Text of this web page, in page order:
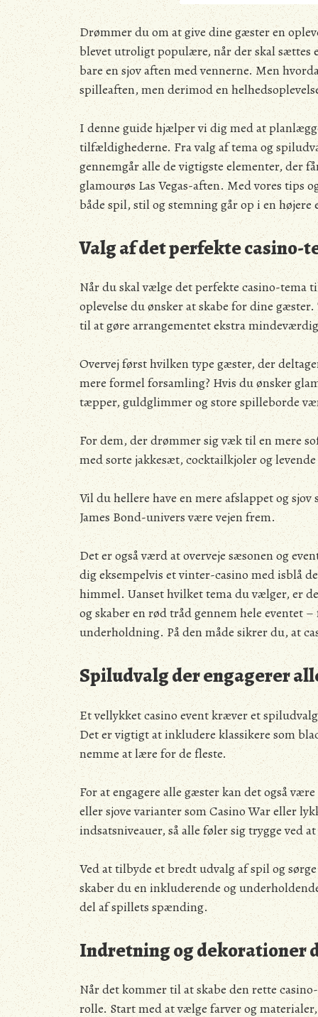
Drømmer du om at give dine gæster en
blevet utroligt populære, når der skal sættes
bare en sjov aften med vennerne. Men
spilleaften, men derimod en
I denne guide hjælper vi dig med at
tilfældighederne. Fra valg af tema og
gennemgår alle de vigtigste elementer, der
glamourøs Las Vegas-aften. Med vores tips
både spil, stil og stemning går op i en
Valg af det perfekte casino-
Når du skal vælge det perfekte casino-
oplevelse du ønsker at skabe for dine
til at gøre arrangementet ekstra
Overvej først hvilken type gæster, der
mere formel forsamling? Hvis du ønsker
tæpper, guldglimmer og store spilleborde
For dem, der drømmer sig væk til en mere
med sorte jakkesæt, cocktailkjoler og
Vil du hellere have en mere afslappet og
James Bond-univers være vejen frem.
Det er også værd at overveje sæsonen og
dig eksempelvis et vinter-casino med isblå
himmel. Uanset hvilket tema du vælger, er
og skaber en rød tråd gennem hele eventet
underholdning. På den måde sikrer du, at
Spiludvalg der engagerer
Et vellykket casino event kræver et
Det er vigtigt at inkludere klassikere som
nemme at lære for de fleste.
For at engagere alle gæster kan det også
eller sjove varianter som Casino War eller
indsatsniveauer, så alle føler sig trygge ved
Ved at tilbyde et bredt udvalg af spil og
skaber du en inkluderende og
del af spillets spænding.
Indretning og dekorationer
Når det kommer til at skabe den rette
rolle. Start med at vælge farver og